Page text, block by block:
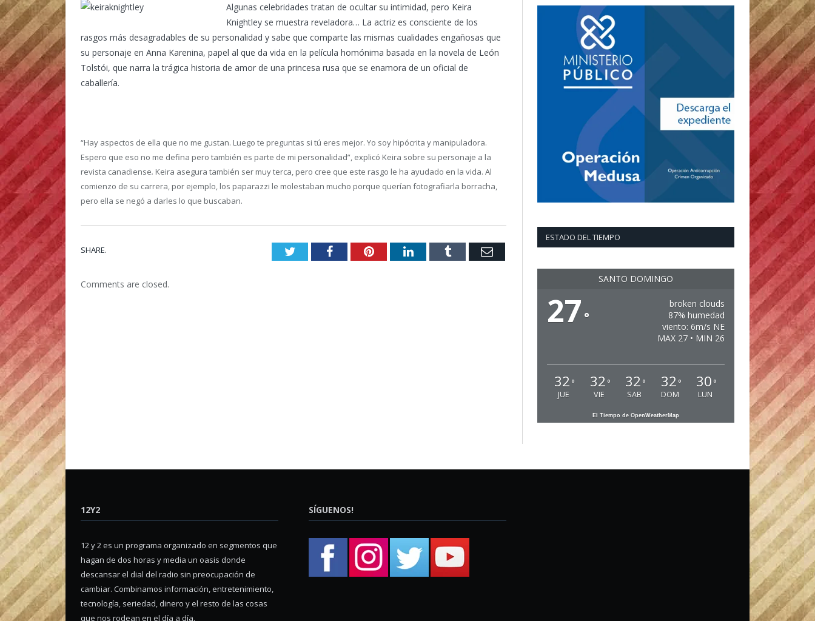
Algunas celebridades tratan de ocultar su intimidad, pero Keira
Knightley se muestra reveladora… La actriz es consciente de los
rasgos más desagradables de su personalidad y sabe que comparte las mismas cualidades engañosas que
su personaje en Anna Karenina, papel al que da vida en la película homónima basada en la novela de León
Tolstói, que narra la trágica historia de amor de una princesa rusa que se enamora de un oficial de
caballería.
“Hay aspectos de ella que no me gustan. Luego te preguntas si tú eres mejor. Yo soy hipócrita y manipuladora.
Espero que eso no me defina pero también es parte de mi personalidad”, explicó Keira sobre su personaje a la
revista canadiense. Keira asegura también ser muy terca, pero cree que este rasgo le ha ayudado en la vida. Al
comienzo de su carrera, por ejemplo, los paparazzi le molestaban mucho porque querían fotografiarla borracha,
pero ella se negó a darles lo que buscaban.
SHARE. TwitterFacebookPinterestLinkedInTumblr Email
Comments are closed.
ESTADO DEL TIEMPO
SANTO DOMINGO
27 °
broken clouds
87% humedad
viento: 6m/s NE
MAX 27 • MIN 26
32 °
JUE
32 °
VIE
32 °
SAB
32 °
DOM
30 °
LUN
El Tiempo de OpenWeatherMap
12Y2
12 y 2 es un programa organizado en segmentos que
hagan de dos horas y media un oasis donde
descansar el dial del radio sin preocupación de
cambiar. Combinamos información, entretenimiento,
tecnología, seriedad, dinero y el resto de las cosas
que nos rodean en el día a día.
SÍGUENOS!